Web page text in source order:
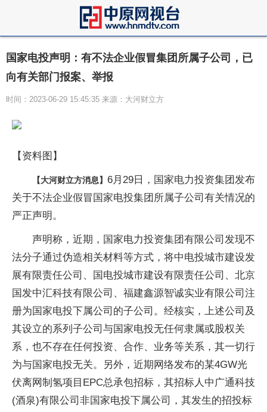
国家电投声明：有不法企业假冒集团所属子公司，已
向有关部门报案、举报
时间：2023-06-29 15:45:35 来源：大河财立方
【资料图】
【大河财立方消息】 6月29日，国家电力投资集团发布
关于不法企业假冒国家电投集团所属子公司有关情况的
严正声明。
声明称，近期，国家电力投资集团有限公司发现不
法分子通过伪造相关材料等方式，将中电投城市建设发
展有限责任公司、国电投城市建设有限责任公司、北京
国发中汇科技有限公司、福建鑫源智诚实业有限公司注
册为国家电投下属公司的子公司。经核实，上述公司及
其设立的系列子公司与国家电投无任何隶属或股权关
系，也不存在任何投资、合作、业务等关系，其一切行
为与国家电投无关。另外，近期网络发布的某4GW光
伏离网制氢项目EPC总承包招标，其招标人中广通科技
(酒泉)有限公司非国家电投下属公司，其发生的招投标